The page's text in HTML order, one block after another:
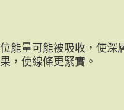
能量可能被吸收，使深
，使線條更緊實。